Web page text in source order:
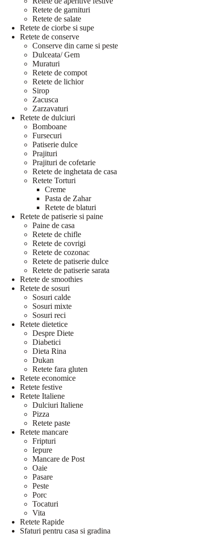
Retete de garnituri
Retete de salate
Retete de ciorbe si supe
Retete de conserve
Conserve din carne si peste
Dulceata/ Gem
Muraturi
Retete de compot
Retete de lichior
Sirop
Zacusca
Zarzavaturi
Retete de dulciuri
Bomboane
Fursecuri
Patiserie dulce
Prajituri
Prajituri de cofetarie
Retete de inghetata de casa
Retete Torturi
Creme
Pasta de Zahar
Retete de blaturi
Retete de patiserie si paine
Paine de casa
Retete de chifle
Retete de covrigi
Retete de cozonac
Retete de patiserie dulce
Retete de patiserie sarata
Retete de smoothies
Retete de sosuri
Sosuri calde
Sosuri mixte
Sosuri reci
Retete dietetice
Despre Diete
Diabetici
Dieta Rina
Dukan
Retete fara gluten
Retete economice
Retete festive
Retete Italiene
Dulciuri Italiene
Pizza
Retete paste
Retete mancare
Fripturi
Iepure
Mancare de Post
Oaie
Pasare
Peste
Porc
Tocaturi
Vita
Retete Rapide
Sfaturi pentru casa si gradina